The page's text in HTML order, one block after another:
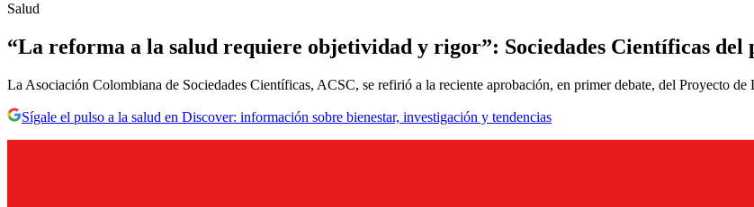
Salud
“La reforma a la salud requiere objetividad y rigor”: Sociedades Científicas del
La Asociación Colombiana de Sociedades Científicas, ACSC, se refirió a la reciente aprobación, en primer debate, del Proyecto de
Sígale el pulso a la salud en Discover: información sobre bienestar, investigación y tendencias